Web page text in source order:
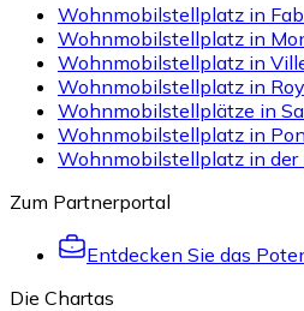
Wohnmobilstellplatz in
Wohnmobilstellplatz in
Wohnmobilstellplatz in
Wohnmobilstellplatz in
Wohnmobilstellplätze in
Wohnmobilstellplatz in
Wohnmobilstellplatz in der
Zum Partnerportal
Entdecken Sie das
Die Chartas